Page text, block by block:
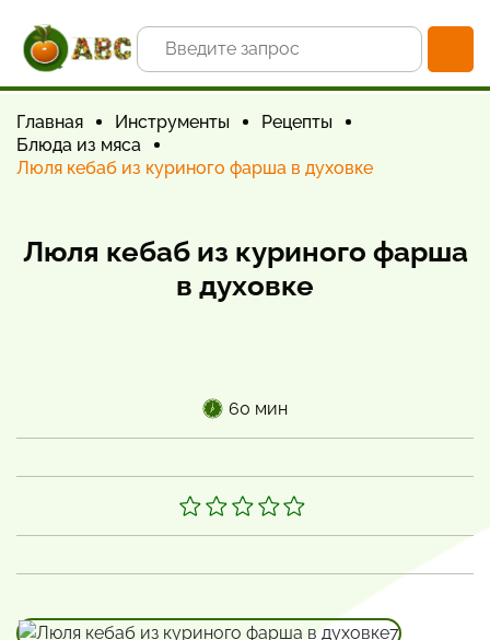
Главная Инструменты
Рецепты
Блюда из мяса
Люля кебаб из куриного фарша в духовке
Люля кебаб из куриного фарша
в духовке
60 мин